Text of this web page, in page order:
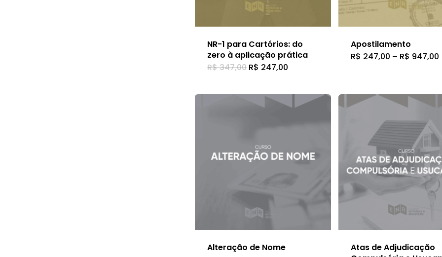
escolhidas
do
produto
na
do
NR-1 para Cartórios: do
zero à aplicação prática
R$347,00 O
R$ 347,00.
R$ 247,00
R$ 247,00.
Apostilamento
R$ 247,00 – R$ 947,00
Este
várias
variantes.
opções
podem
escolhidas
na
página
do
Alteração de Nome
Atas de Adjudicação